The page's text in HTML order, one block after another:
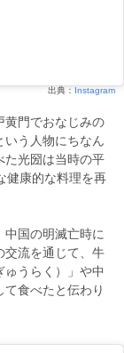
出典： Instagram
黄門でおなじみの
いう人物にちなん
た光圀は当時の平
健康的な料理を再
国の明滅亡時に
交流を通じて、牛
うらく）」や中
食べたと伝わり